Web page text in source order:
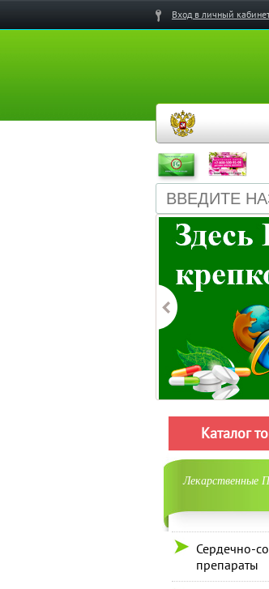
Вход в личный
Каталог
Лекарственные
Сердечно-
препараты